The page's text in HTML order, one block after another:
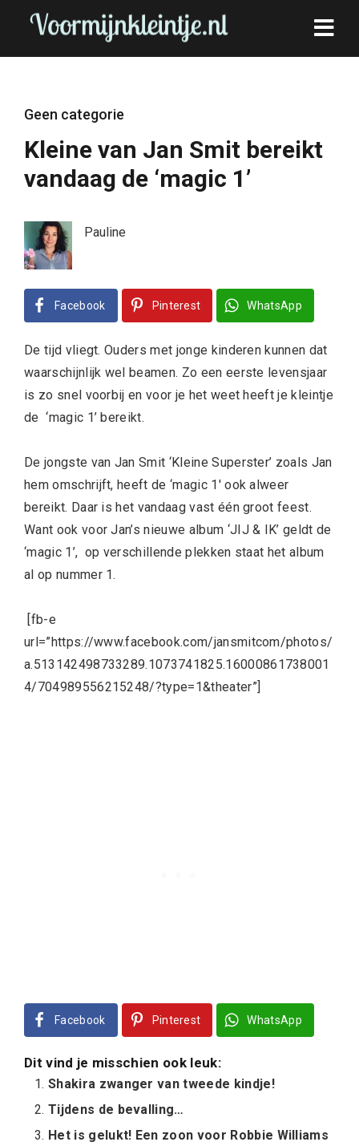
Geen categorie
Kleine van Jan Smit bereikt
vandaag de ‘magic 1’
Pauline
Facebook Pinterest WhatsApp
De tijd vliegt. Ouders met jonge kinderen kunnen dat
waarschijnlijk wel beamen. Zo een eerste levensjaar
is zo snel voorbij en voor je het weet heeft je kleintje
de ‘magic 1’ bereikt.
De jongste van Jan Smit ‘Kleine Superster’ zoals Jan
hem omschrijft, heeft de ‘magic 1′ ook alweer
bereikt. Daar is het vandaag vast één groot feest.
Want ook voor Jan’s nieuwe album ‘JIJ & IK’ geldt de
‘magic 1’, op verschillende plekken staat het album
al op nummer 1.
[fb-e
url=”https://www.facebook.com/jansmitcom/photos/
a.513142498733289.1073741825.16000861738001
4/704989556215248/?type=1&theater”]
Facebook Pinterest WhatsApp
Dit vind je misschien ook leuk:
Shakira zwanger van tweede kindje!
Tijdens de bevalling…
Het is gelukt! Een zoon voor Robbie Williams